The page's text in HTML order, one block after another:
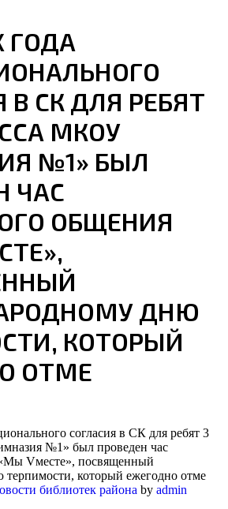
ГОДА
В СК ДЛЯ РЕБЯТ
МКОУ
№1» БЫЛ
ЧАС
ОБЩЕНИЯ
ДНЮ
КОТОРЫЙ
ОТМЕ
согласия в СК для ребят 3
№1» был проведен час
Vместе», посвященный
который ежегодно отме
библиотек района by admin